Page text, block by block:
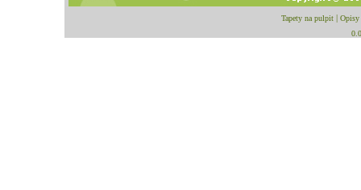
Tapety na pulpit
Opisy